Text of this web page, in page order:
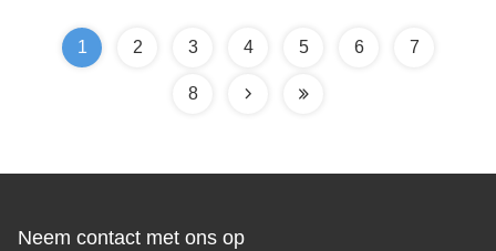
compacte universele
montage
schokdemper
1 2 3 4 5 6 7
8
Neem contact met ons op